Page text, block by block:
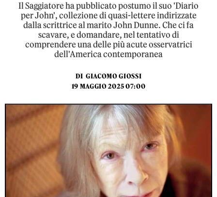
Il Saggiatore ha pubblicato postumo il suo 'Diario
per John', collezione di quasi-lettere indirizzate
dalla scrittrice al marito John Dunne. Che ci fa
scavare, e domandare, nel tentativo di
comprendere una delle più acute osservatrici
dell'America contemporanea
DI GIACOMO GIOSSI
19 MAGGIO 2025 07:00